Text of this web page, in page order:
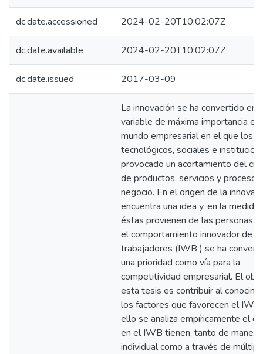
dc.date.accessioned 2024-02-20T10:02:07Z
dc.date.available 2024-02-20T10:02:07Z
dc.date.issued 2017-03-09
La innovación se ha convertido en
variable de máxima importancia en
mundo empresarial en el que los
tecnológicos, sociales e
provocado un acortamiento del
de productos, servicios y
negocio. En el origen de la
encuentra una idea y, en la medida
éstas provienen de las personas,
el comportamiento innovador de
trabajadores (IWB ) se ha
una prioridad como vía para la
competitividad empresarial. El
esta tesis es contribuir al
los factores que favorecen el
ello se analiza empíricamente el
en el IWB tienen, tanto de manera
individual como a través de